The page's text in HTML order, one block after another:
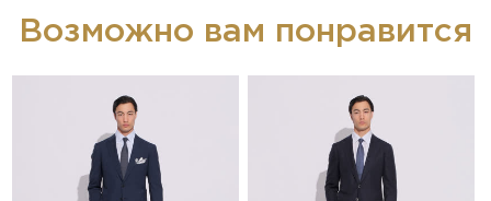
Возможно вам понравится